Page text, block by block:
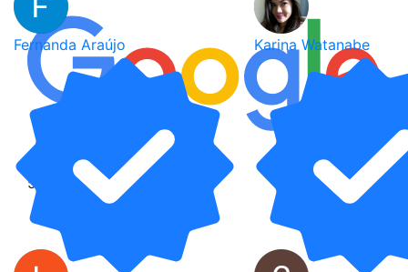
Avaliações
5.0
Fernanda Araújo Karina Watanabe